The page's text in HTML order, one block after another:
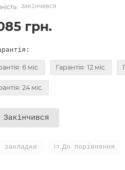
Закінчився
грн.
6 міс. Гарантія: 12 міс.
24 міс.
Закінчився
закладки До порівняння